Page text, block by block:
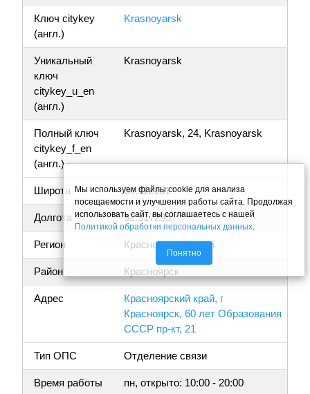
Ключ citykey
(англ.)
Krasnoyarsk
Уникальный
ключ
citykey_u_en
(англ.)
Krasnoyarsk
Полный ключ
citykey_f_en
(англ.)
Krasnoyarsk, 24, Krasnoyarsk
Широта 56.112161
Долгота 92.917295
Регион Красноярский край
Район Красноярск
Адрес
Красноярский край, г
Красноярск, 60 лет Образования
СССР пр-кт, 21
Тип ОПС Отделение связи
Время работы
пн, открыто: 10:00 - 20:00
Мы используем файлы cookie для анализа
посещаемости и улучшения работы сайта. Продолжая
использовать сайт, вы соглашаетесь с нашей
Политикой обработки персональных данных.
Понятно